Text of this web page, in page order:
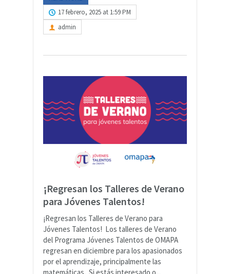
17 febrero, 2025 at 1:59 PM
admin
¡Regresan los Talleres de Verano
para Jóvenes Talentos!
¡Regresan los Talleres de Verano para
Jóvenes Talentos! Los talleres de Verano
del Programa Jóvenes Talentos de OMAPA
regresan en diciembre para los apasionados
por el aprendizaje, principalmente las